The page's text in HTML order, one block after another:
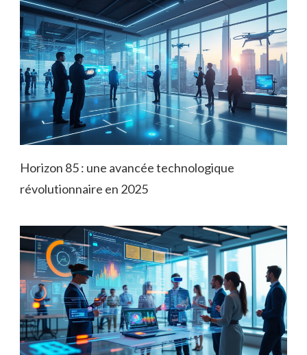
Horizon 85 : une avancée technologique
révolutionnaire en 2025